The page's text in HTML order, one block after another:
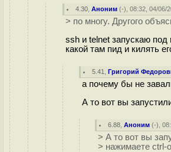
4.30 ,Аноним (-), 08:32, 04/06/
> по многу. Другого
ssh и telnet запускаю
какой там пид и килять
5.41 ,Григорий
а почему бы не
А то вот вы
6.88 ,Аноним (-),
> А то вот вы
> нажимаете ctrl-